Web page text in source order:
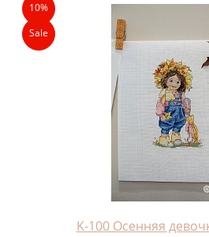
10%
Sale
K-100 Осенняя